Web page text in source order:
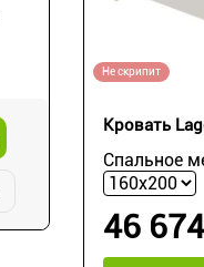
Не скрипит
Кровать
Спальное
46